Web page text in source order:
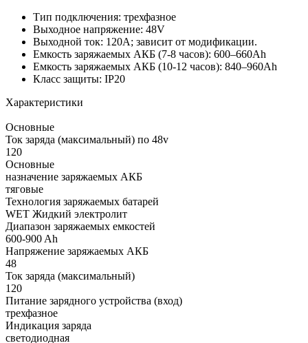
Тип подключения: трехфазное
Выходное напряжение: 48V
Выходной ток: 120А; зависит от модификации.
Емкость заряжаемых АКБ (7-8 часов): 600–660Ah
Емкость заряжаемых АКБ (10-12 часов): 840–960Ah
Класс защиты: IP20
Характеристики
Основные
Ток заряда (максимальный) по 48v
120
Основные
назначение заряжаемых АКБ
тяговые
Технология заряжаемых батарей
WET Жидкий электролит
Диапазон заряжаемых емкостей
600-900 Ah
Напряжение заряжаемых АКБ
48
Ток заряда (максимальный)
120
Питание зарядного устройства (вход)
трехфазное
Индикация заряда
светодиодная